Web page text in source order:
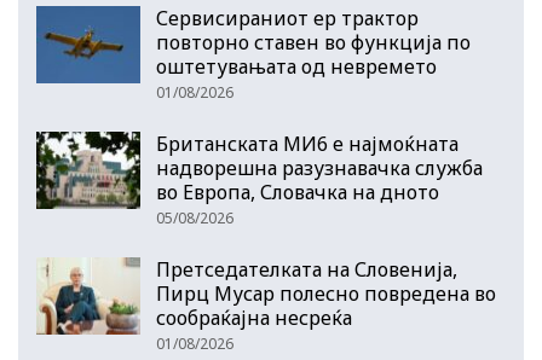
Сервисираниот ер трактор
повторно ставен во функција по
оштетувањата од невремето
01/08/2026
Британската МИ6 е најмоќната
надворешна разузнавачка служба
во Европа, Словачка на дното
05/08/2026
Претседателката на Словенија,
Пирц Мусар полесно повредена во
сообраќајна несреќа
01/08/2026